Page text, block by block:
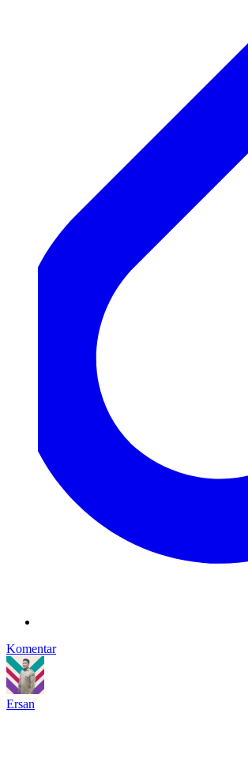
Komentar
Ersan